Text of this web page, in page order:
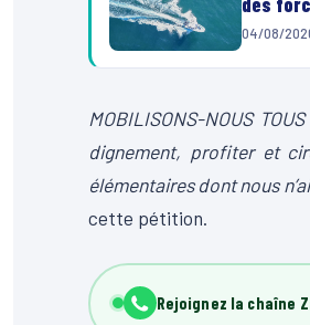
04/08/
MOBILISONS-NOUS
dignement, profiter et
élémentaires dont nous
cette pétition.
Rejoignez la chaîne